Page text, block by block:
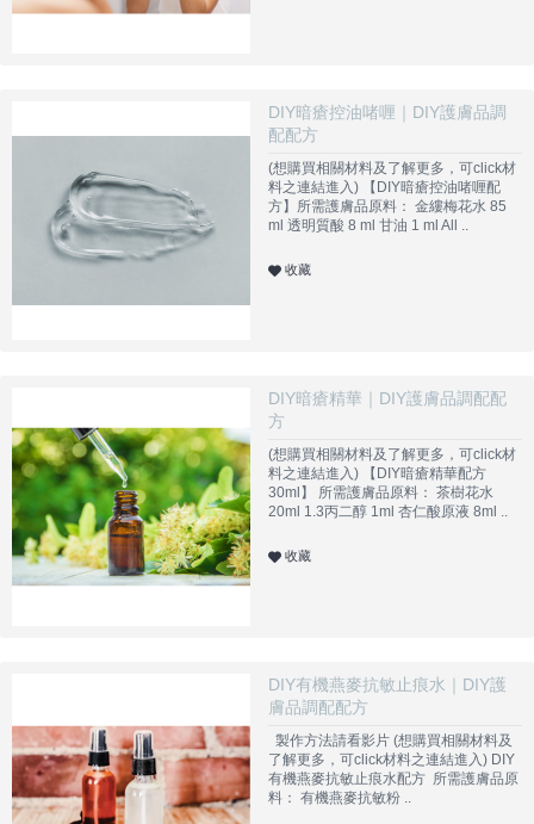
DIY暗瘡控油啫喱｜DIY護膚品調
配配方
(想購買相關材料及了解更多，可click材
料之連結進入) 【DIY暗瘡控油啫喱配
方】所需護膚品原料： 金縷梅花水 85
ml 透明質酸 8 ml 甘油 1 ml All ..
收藏
DIY暗瘡精華｜DIY護膚品調配配
方
(想購買相關材料及了解更多，可click材
料之連結進入) 【DIY暗瘡精華配方
30ml】 所需護膚品原料： 茶樹花水
20ml 1.3丙二醇 1ml 杏仁酸原液 8ml ..
收藏
DIY有機燕麥抗敏止痕水｜DIY護
膚品調配配方
製作方法請看影片 (想購買相關材料及
了解更多，可click材料之連結進入) DIY
有機燕麥抗敏止痕水配方 所需護膚品原
料： 有機燕麥抗敏粉 ..